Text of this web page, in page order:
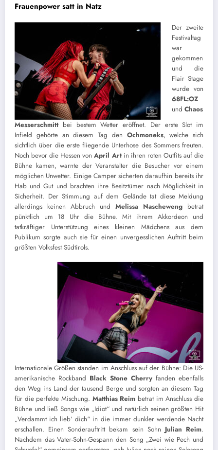
Frauenpower satt in Natz
Der zweite
Festivaltag
war
gekommen
und die
Flair Stage
wurde von
68FL:OZ
undChaos
Messerschmittbei bestem Wetter eröffnet. Der erste Slot im
Infield gehörte an diesem Tag den Ochmoneks, welche sich
sichtlich über die erste fliegende Unterhose des Sommers freuten.
Noch bevor die Hessen vonApril Artin ihren roten Outfits auf die
Bühne kamen, warnte der Veranstalter die Besucher vor einem
möglichen Unwetter. Einige Camper sicherten daraufhin bereits ihr
Hab und Gut und brachten ihre Besitztümer nach Möglichkeit in
Sicherheit. Der Stimmung auf dem Gelände tat diese Meldung
allerdings keinen Abbruch und Melissa Nascheweng betrat
pünktlich um 18 Uhr die Bühne. Mit ihrem Akkordeon und
tatkräftiger Unterstützung eines kleinen Mädchens aus dem
Publikum sorgte auch sie für einen unvergesslichen Auftritt beim
größten Volksfest Südtirols.
Internationale Größen standen im Anschluss auf der Bühne: Die US-
amerikanische Rockband Black Stone Cherry fanden ebenfalls
den Weg ins Land der tausend Berge und sorgten an diesem Tag
für die perfekte Mischung. Matthias Reim betrat im Anschluss die
Bühne und ließ Songs wie „Idiot“ und natürlich seinen größten Hit
„Verdammt ich lieb‘ dich“ in die immer dunkler werdende Nacht
erschallen. Einen Sonderauftritt bekam sein Sohn Julian Reim.
Nachdem das Vater-Sohn-Gespann den Song „Zwei wie Pech und